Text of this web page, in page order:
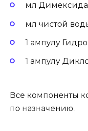
мл
мл чистой
1 ампулу
1 ампулу
Все компоненты
по назначению.